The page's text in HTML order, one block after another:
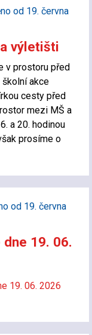
od 19. června
výletišti
v prostoru před
akce
cesty před
mezi MŠ a
a 20. hodinou
prosíme o
od 19. června
19. 06.
19. 06. 2026